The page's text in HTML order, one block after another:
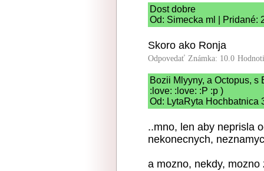
Dost dobre
Od: Simecka ml | Pridané:
Skoro ako Ronja
Odpovedať Známka: 10.0
Bozii Mlyyny, a Octopus,
:love: :love: :P :p )
Od: LytaRyta Hochbatnica
..mno, len aby neprisla
nekonecnych,
a mozno, nekdy,